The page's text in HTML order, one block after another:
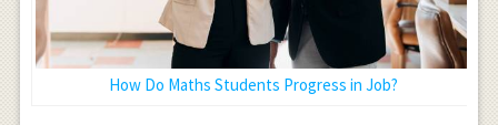
How Do Maths Students Progress in Job?